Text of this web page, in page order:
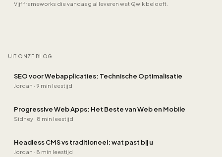
Vijf frameworks die vandaag al leveren wat Qwik belooft.
UIT ONZE BLOG
SEO voor Webapplicaties: Technische Optimalisatie
Jordan · 9 min leestijd
Progressive Web Apps: Het Beste van Web en Mobile
Sidney · 8 min leestijd
Headless CMS vs traditioneel: wat past bij u
Jordan · 8 min leestijd